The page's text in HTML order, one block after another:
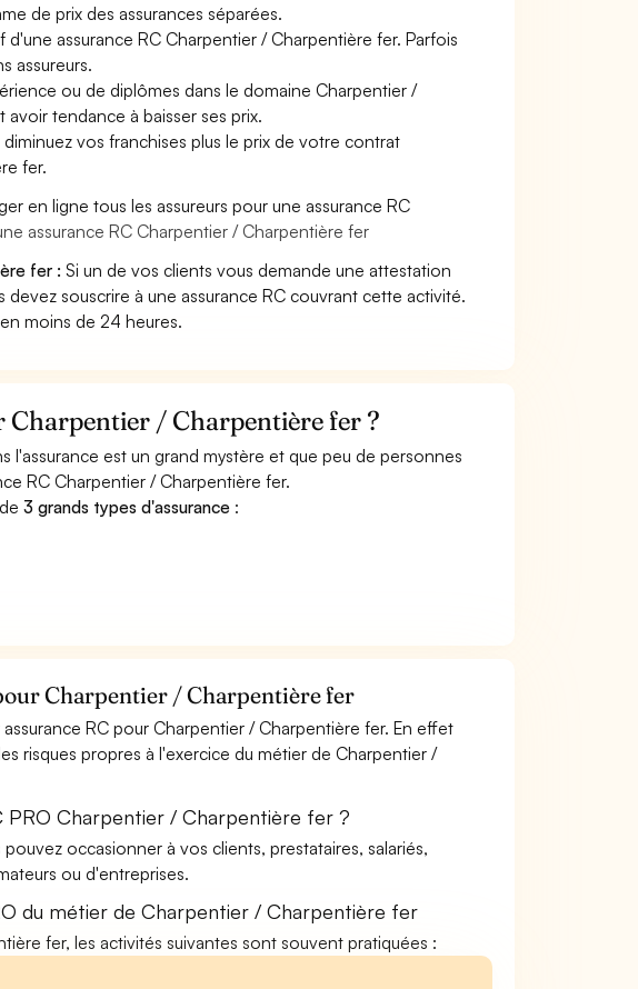
de prix des assurances séparées.
assurance RC Charpentier / Charpentière fer. Parfois
assureurs.
ou de diplômes dans le domaine Charpentier /
tendance à baisser ses prix.
vos franchises plus le prix de votre contrat
fer.
en ligne tous les assureurs pour une assurance RC
assurance RC Charpentier / Charpentière fer
fer : Si un de vos clients vous demande une attestation
souscrire à une assurance RC couvrant cette activité.
moins de 24 heures.
Charpentier / Charpentière fer ?
l'assurance est un grand mystère et que peu de personnes
RC Charpentier / Charpentière fer.
de3 grands types d'assurance :
Charpentier / Charpentière fer
RC pour Charpentier / Charpentière fer. En effet
risques propres à l'exercice du métier de Charpentier /
PRO Charpentier / Charpentière fer ?
occasionner à vos clients, prestataires, salariés,
ou d'entreprises.
du métier de Charpentier / Charpentière fer
fer, les activités suivantes sont souvent pratiquées :